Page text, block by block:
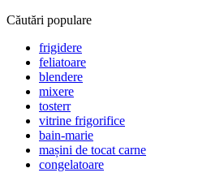
Căutări populare
frigidere
feliatoare
blendere
mixere
tosterr
vitrine frigorifice
bain-marie
mașini de tocat carne
congelatoare